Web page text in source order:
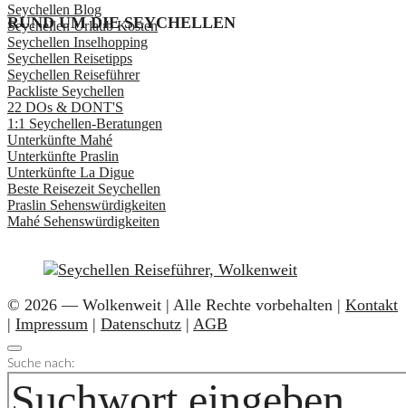
RUND UM DIE SEYCHELLEN
Seychellen Blog
Seychellen Urlaub Kosten
Seychellen Inselhopping
Seychellen Reisetipps
Seychellen Reiseführer
Packliste Seychellen
22 DOs & DONT'S
1:1 Seychellen-Beratungen
Unterkünfte Mahé
Unterkünfte Praslin
Unterkünfte La Digue
Beste Reisezeit Seychellen
Praslin Sehenswürdigkeiten
Mahé Sehenswürdigkeiten
© 2026 — Wolkenweit | Alle Rechte vorbehalten | Kontakt
| Impressum | Datenschutz | AGB
Suche nach: